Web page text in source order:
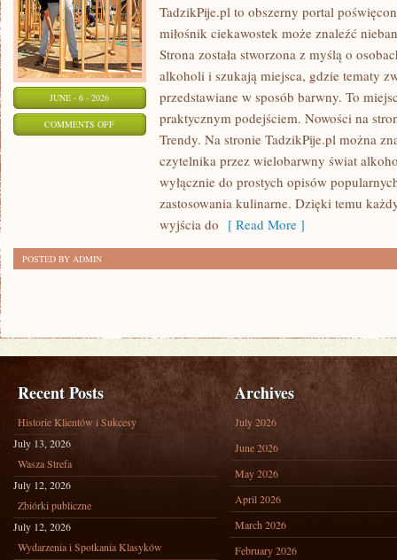
JUNE - 6 - 2026
COMMENTS OFFON
TadzikPije.pl to obszerny portal
miłośnik ciekawostek może znaleźć
Strona została stworzona z myślą o
alkoholi i szukają miejsca, gdzie tematy
przedstawiane w sposób barwny. To
praktycznym podejściem. Nowości na
Trendy. Na stronie TadzikPije.pl można
czytelnika przez wielobarwny świat
wyłącznie do prostych opisów
zastosowania kulinarne. Dzięki temu
wyjścia do [ Read More ]
POSTED BY ADMIN
Recent Posts
Historie Klientów i Sukcesy
July 13, 2026
Wasza Strefa
July 12, 2026
Zbiórki publiczne
July 12, 2026
Wydarzenia i Spotkania Klasyków
Archives
July 2026
June 2026
May 2026
April 2026
March 2026
February 2026